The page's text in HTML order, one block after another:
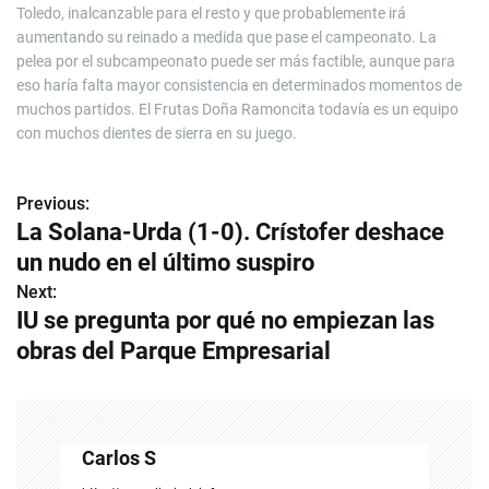
Toledo, inalcanzable para el resto y que probablemente irá
aumentando su reinado a medida que pase el campeonato. La
pelea por el subcampeonato puede ser más factible, aunque para
eso haría falta mayor consistencia en determinados momentos de
muchos partidos. El Frutas Doña Ramoncita todavía es un equipo
con muchos dientes de sierra en su juego.
N
a
v
e
Previous:
La Solana-Urda (1-0). Crístofer deshace
un nudo en el último suspiro
Next:
IU se pregunta por qué no empiezan las
obras del Parque Empresarial
Carlos S